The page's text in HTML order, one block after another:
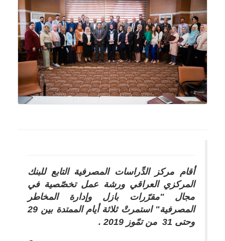
أقام مركز الدِّراسات المصرفية التابع للبنك
المركزي العراقي ورشة عمل تخصّصية في
مجال "مقرّرات بازل وإدارة المخاطر
المصرفية" استمرتْ ثلاثة أيام الممتدة بين 29
وحتى 31 من تمّوز 2019 .